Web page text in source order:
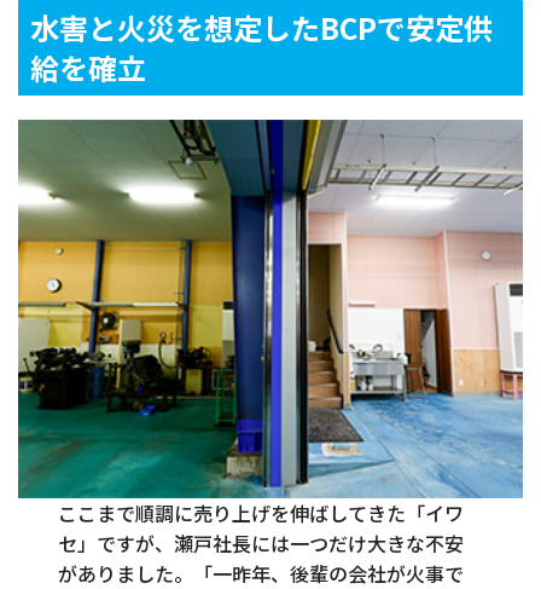
水害と火災を想定したBCPで安定供
給を確立
ここまで順調に売り上げを伸ばしてきた「イワ
セ」ですが、瀬戸社長には一つだけ大きな不安
がありました。「一昨年、後輩の会社が火事で